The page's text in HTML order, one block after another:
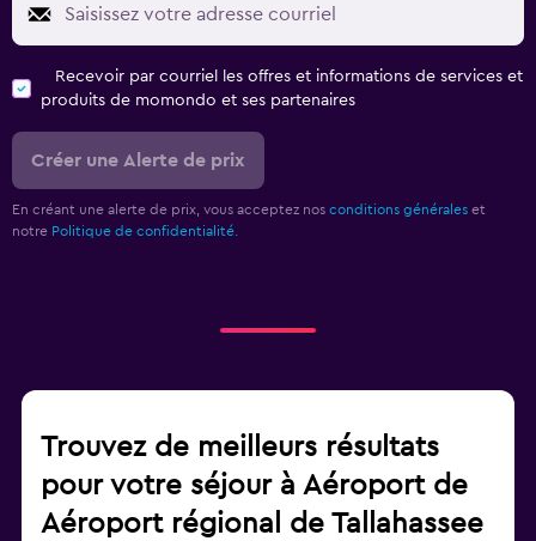
Recevoir par courriel les offres et informations de services et
produits de momondo et ses partenaires
Créer une Alerte de prix
En créant une alerte de prix, vous acceptez nos conditions générales et
notre Politique de confidentialité.
Trouvez de meilleurs résultats
pour votre séjour à Aéroport de
Aéroport régional de Tallahassee